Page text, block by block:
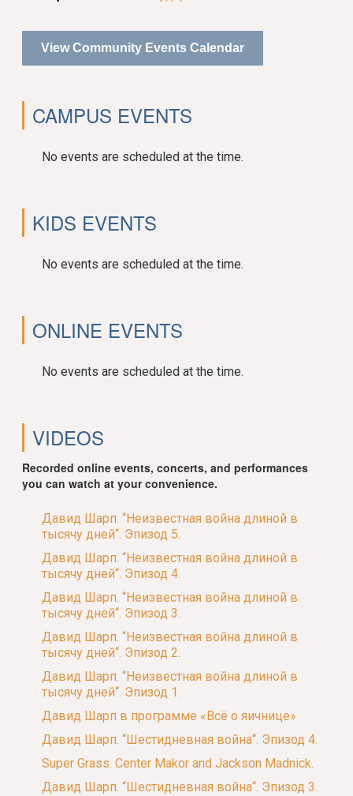
View Community Events Calendar
CAMPUS EVENTS
No events are scheduled at the time.
KIDS EVENTS
No events are scheduled at the time.
ONLINE EVENTS
No events are scheduled at the time.
VIDEOS
Recorded online events, concerts, and performances
you can watch at your convenience.
Давид Шарп. “Неизвестная война длиной в
тысячу дней“. Эпизод 5.
Давид Шарп. “Неизвестная война длиной в
тысячу дней“. Эпизод 4.
Давид Шарп. “Неизвестная война длиной в
тысячу дней“. Эпизод 3.
Давид Шарп. “Неизвестная война длиной в
тысячу дней“. Эпизод 2.
Давид Шарп. “Неизвестная война длиной в
тысячу дней“. Эпизод 1.
Давид Шарп в программе «Всё о яичнице»
Давид Шарп. “Шестидневная война“. Эпизод 4.
Super Grass. Center Makor and Jackson Madnick.
Давид Шарп. “Шестидневная война“. Эпизод 3.